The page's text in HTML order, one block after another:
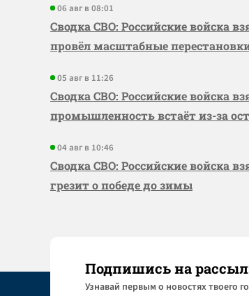
06 авг в 08:01
Сводка СВО: Российские войска
провёл масштабные
05 авг в 11:26
Сводка СВО: Российские войска
промышленность встаёт из-за
04 авг в 10:46
Сводка СВО: Российские войска
грезит о победе до зимы
Подпишись на
Узнaвай первым о новостях твоего